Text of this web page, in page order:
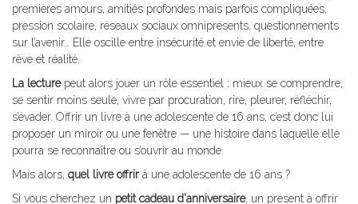
premières amours, amitiés profondes mais parfois compliquées,
pression scolaire, réseaux sociaux omniprésents, questionnements
sur l’avenir… Elle oscille entre insécurité et envie de liberté, entre
rêve et réalité.
La lecturepeut alors jouer un rôle essentiel : mieux se comprendre,
se sentir moins seule, vivre par procuration, rire, pleurer, réfléchir,
s’évader. Offrir un livre à une adolescente de 16 ans, c’est donc lui
proposer un miroir ou une fenêtre — une histoire dans laquelle elle
pourra se reconnaître ou s’ouvrir au monde.
Mais alors, quel livre offrirà une adolescente de 16 ans ?
Si vous cherchez un petit cadeau d'anniversaire, un présent à offrir